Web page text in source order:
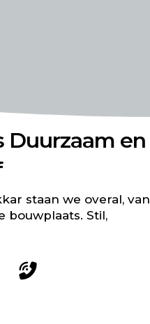
Duurzaam en
staan we overal, van
bouwplaats. Stil,